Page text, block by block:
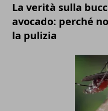
La verità sulla
avocado: perché
la pulizia